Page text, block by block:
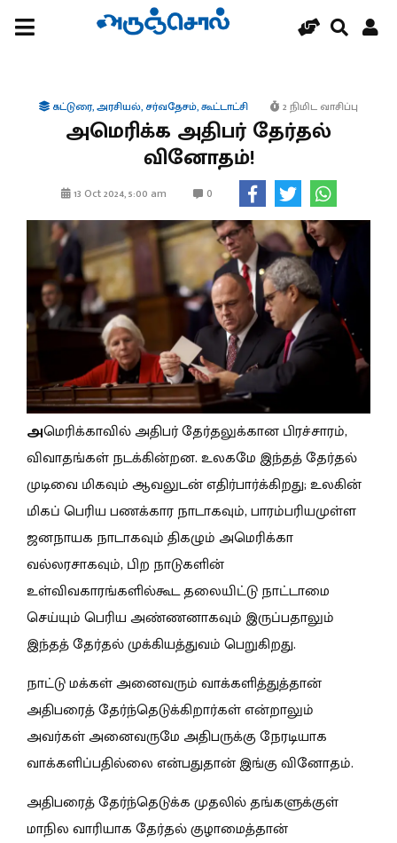
கட்டுரை,அரசியல்,சர்வதேசம்,கூட்டாட்சி 2 நிமிட வாசிப்பு
அமெரிக்க அதிபர் தேர்தல்
வினோதம்!
13 Oct 2024, 5:00 am 0
அமெரிக்காவில் அதிபர் தேர்தலுக்கான பிரச்சாரம்,
விவாதங்கள் நடக்கின்றன. உலகமே இந்தத் தேர்தல்
முடிவை மிகவும் ஆவலுடன் எதிர்பார்க்கிறது; உலகின்
மிகப் பெரிய பணக்கார நாடாகவும், பாரம்பரியமுள்ள
ஜனநாயக நாடாகவும் திகழும் அமெரிக்கா
வல்லரசாகவும், பிற நாடுகளின்
உள்விவகாரங்களில்கூட தலையிட்டு நாட்டாமை
செய்யும் பெரிய அண்ணனாகவும் இருப்பதாலும்
இந்தத் தேர்தல் முக்கியத்துவம் பெறுகிறது.
நாட்டு மக்கள் அனைவரும் வாக்களித்துத்தான்
அதிபரைத் தேர்ந்தெடுக்கிறார்கள் என்றாலும்
அவர்கள் அனைவருமே அதிபருக்கு நேரடியாக
வாக்களிப்பதில்லை என்பதுதான் இங்கு வினோதம்.
அதிபரைத் தேர்ந்தெடுக்க முதலில் தங்களுக்குள்
மாநில வாரியாக தேர்தல் குழாமைத்தான்